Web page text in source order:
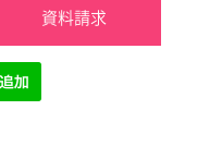
資料請求